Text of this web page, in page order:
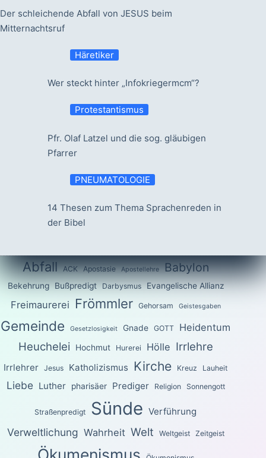
Der schleichende Abfall von JESUS beim
Mitternachtsruf
Häretiker
Wer steckt hinter „Infokriegermcm“?
Protestantismus
Pfr. Olaf Latzel und die sog. gläubigen
Pfarrer
PNEUMATOLOGIE
14 Thesen zum Thema Sprachenreden in
der Bibel
Abfall ACK Apostasie Apostellehre Babylon
Bekehrung Bußpredigt Darbysmus Evangelische Allianz
Freimaurerei Frömmler Gehorsam Geistesgaben
Gemeinde Gesetzlosigkeit Gnade GOTT Heidentum
Heuchelei Hochmut Hurerei Hölle Irrlehre
Irrlehrer Jesus Katholizismus Kirche Kreuz Lauheit
Liebe Luther pharisäer Prediger Religion Sonnengott
Straßenpredigt Sünde Verführung
Verweltlichung Wahrheit Welt Weltgeist Zeitgeist